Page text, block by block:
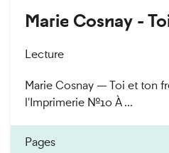
Marie Cosnay -
Lecture
Marie Cosnay — Toi et ton
l'Imprimerie n°10 À ...
Pages